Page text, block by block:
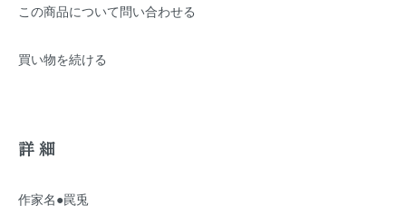
この商品について問い合わせる
買い物を続ける
詳細
作家名●罠兎